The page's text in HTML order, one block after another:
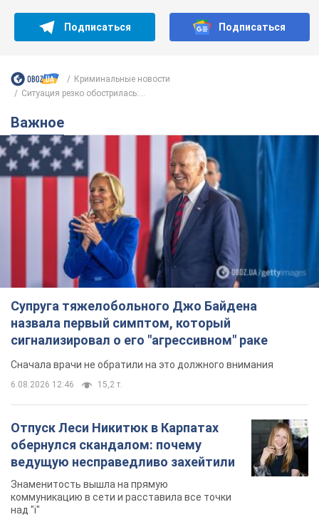
Подписаться Подписаться
Криминальные новости
Ситуация резко обострилась:...
Важное
Супруга тяжелобольного Джо Байдена
назвала первый симптом, который
сигнализировал о его "агрессивном" раке
Сначала врачи не обратили на это должного внимания
6.08.2026 12:46 15,2 т.
Отпуск Леси Никитюк в Карпатах
обернулся скандалом: почему
ведущую несправедливо захейтили
Знаменитость вышла на прямую
коммуникацию в сети и расставила все точки
над "i"